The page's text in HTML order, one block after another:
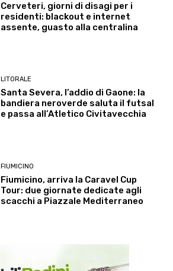
Cerveteri, giorni di disagi per i
residenti: blackout e internet
assente, guasto alla centralina
LITORALE
Santa Severa, l’addio di Gaone: la
bandiera neroverde saluta il futsal
e passa all’Atletico Civitavecchia
FIUMICINO
Fiumicino, arriva la Caravel Cup
Tour: due giornate dedicate agli
scacchi a Piazzale Mediterraneo